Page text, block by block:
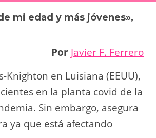
mi edad y más jóvenes»,
Por Javier F. Ferrero
en Luisiana (EEUU),
en la planta covid de la
Sin embargo, asegura
ya que está afectando